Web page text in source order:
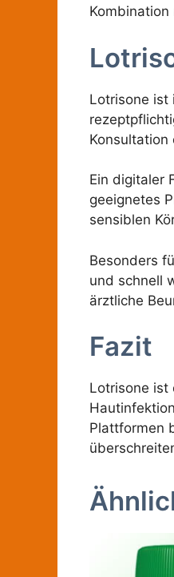
Lotrisone ist
Konsultation
Ein digitaler
geeignetes
sensiblen
Besonders
und schnell
ärztliche
Fazit
Lotrisone ist
Plattformen